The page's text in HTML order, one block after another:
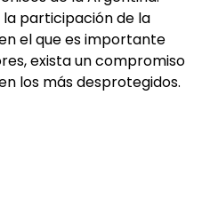
participación de la
el que es importante
exista un compromiso
los más desprotegidos.